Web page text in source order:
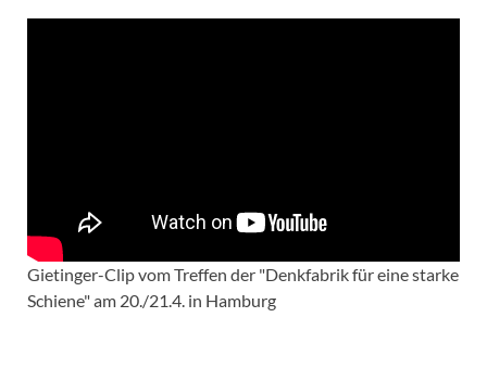
Gietinger-Clip vom Treffen der "Denkfabrik für eine starke
Schiene" am 20./21.4. in Hamburg